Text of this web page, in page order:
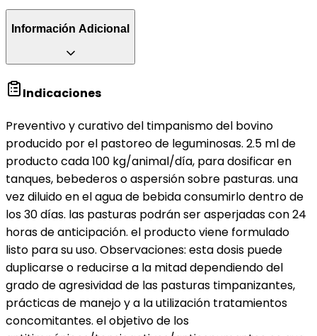
Información Adicional
Indicaciones
Preventivo y curativo del timpanismo del bovino
producido por el pastoreo de leguminosas. 2.5 ml de
producto cada 100 kg/animal/día, para dosificar en
tanques, bebederos o aspersión sobre pasturas. una
vez diluido en el agua de bebida consumirlo dentro de
los 30 días. las pasturas podrán ser asperjadas con 24
horas de anticipación. el producto viene formulado
listo para su uso. Observaciones: esta dosis puede
duplicarse o reducirse a la mitad dependiendo del
grado de agresividad de las pasturas timpanizantes,
prácticas de manejo y a la utilización tratamientos
concomitantes. el objetivo de los